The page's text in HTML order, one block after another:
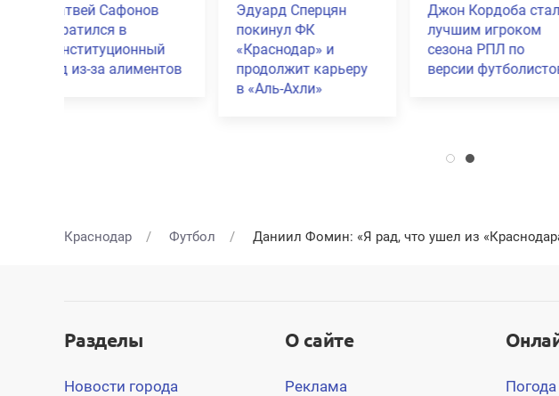
Джон Кордоба стал
лучшим игроком
сезона РПЛ по
версии футболистов
«Краснодар»
разгромил «Пари
НН» со счётом 5:0 на
домашнем стадионе
«Быки»
ЦСКА и
финал
Кубка
Краснодар Футбол Даниил Фомин: «Я рад, что ушел из
Разделы
Новости города
О сайте
Реклама
Погода